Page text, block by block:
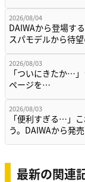
2026/08/04
DAIWAから登場す
スパモデルから待
2026/08/03
「ついにきたか…
ページを…
2026/08/03
「便利すぎる…」
う。DAIWAから発
最新の関連